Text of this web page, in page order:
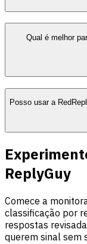
Qual é melhor
Posso usar a
ReplyGuy
Comece a
classificação por
respostas
querem sinal sem